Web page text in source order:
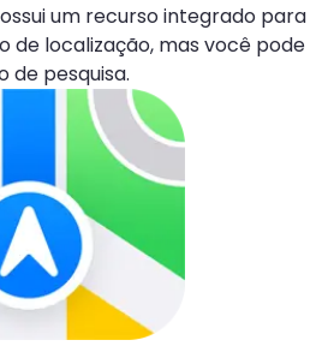
um recurso integrado para
de localização, mas você pode
de pesquisa.